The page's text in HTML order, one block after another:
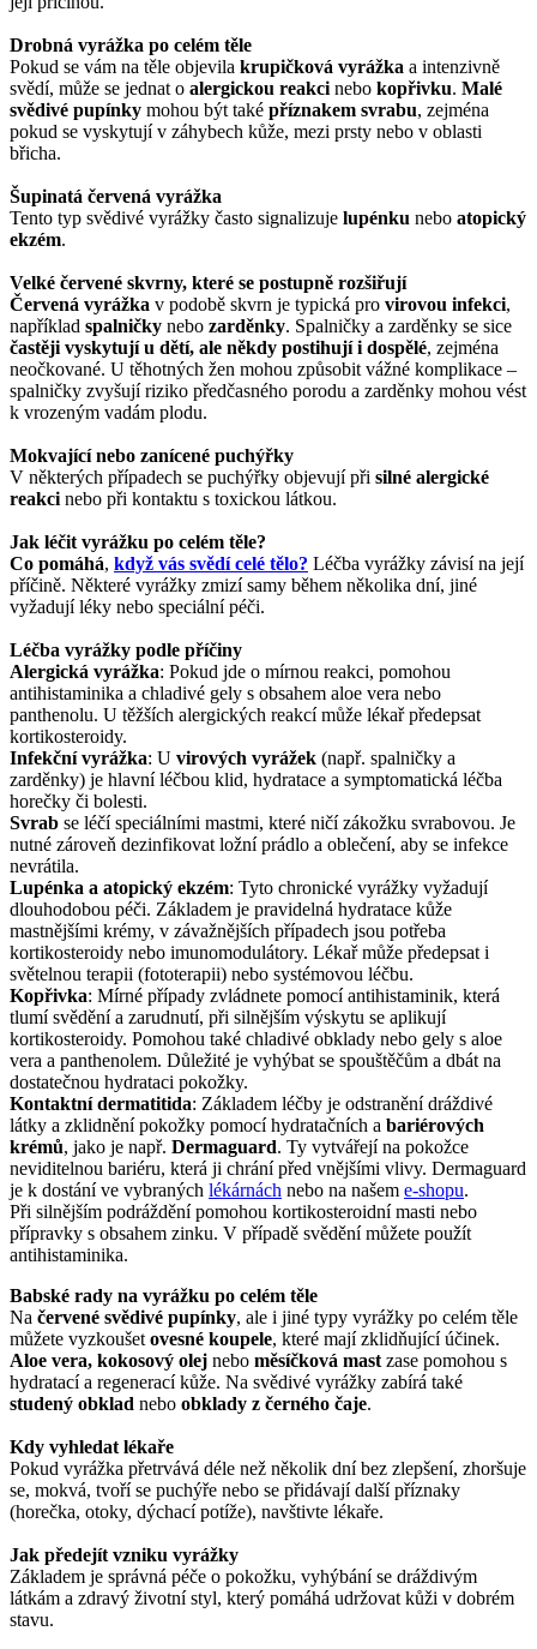
Drobná vyrážka po celém těle
Pokud se vám na těle objevila krupičková vyrážka a intenzivně
svědí, může se jednat o alergickou reakci nebo kopřivku. Malé
svědivé pupínky mohou být také příznakem svrabu, zejména
pokud se vyskytují v záhybech kůže, mezi prsty nebo v oblasti
břicha.
Šupinatá červená vyrážka
Tento typ svědivé vyrážky často signalizuje lupénku nebo atopický
ekzém.
Velké červené skvrny, které se postupně rozšiřují
Červená vyrážka v podobě skvrn je typická pro virovou infekci,
například spalničky nebo zarděnky. Spalničky a zarděnky se sice
častěji vyskytují u dětí, ale někdy postihují i dospělé, zejména
neočkované. U těhotných žen mohou způsobit vážné komplikace –
spalničky zvyšují riziko předčasného porodu a zarděnky mohou vést
k vrozeným vadám plodu.
Mokvající nebo zanícené puchýřky
V některých případech se puchýřky objevují při silné alergické
reakci nebo při kontaktu s toxickou látkou.
Jak léčit vyrážku po celém těle?
Co pomáhá, když vás svědí celé tělo? Léčba vyrážky závisí na její
příčině. Některé vyrážky zmizí samy během několika dní, jiné
vyžadují léky nebo speciální péči.
Léčba vyrážky podle příčiny
Alergická vyrážka: Pokud jde o mírnou reakci, pomohou
antihistaminika a chladivé gely s obsahem aloe vera nebo
panthenolu. U těžších alergických reakcí může lékař předepsat
kortikosteroidy.
Infekční vyrážka: U virových vyrážek (např. spalničky a
zarděnky) je hlavní léčbou klid, hydratace a symptomatická léčba
horečky či bolesti.
Svrab se léčí speciálními mastmi, které ničí zákožku svrabovou. Je
nutné zároveň dezinfikovat ložní prádlo a oblečení, aby se infekce
nevrátila.
Lupénka a atopický ekzém: Tyto chronické vyrážky vyžadují
dlouhodobou péči. Základem je pravidelná hydratace kůže
mastnějšími krémy, v závažnějších případech jsou potřeba
kortikosteroidy nebo imunomodulátory. Lékař může předepsat i
světelnou terapii (fototerapii) nebo systémovou léčbu.
Kopřivka: Mírné případy zvládnete pomocí antihistaminik, která
tlumí svědění a zarudnutí, při silnějším výskytu se aplikují
kortikosteroidy. Pomohou také chladivé obklady nebo gely s aloe
vera a panthenolem. Důležité je vyhýbat se spouštěčům a dbát na
dostatečnou hydrataci pokožky.
Kontaktní dermatitida: Základem léčby je odstranění dráždivé
látky a zklidnění pokožky pomocí hydratačních a bariérových
krémů, jako je např. Dermaguard. Ty vytvářejí na pokožce
neviditelnou bariéru, která ji chrání před vnějšími vlivy. Dermaguard
je k dostání ve vybraných lékárnách nebo na našem e-shopu.
Při silnějším podráždění pomohou kortikosteroidní masti nebo
přípravky s obsahem zinku. V případě svědění můžete použít
antihistaminika.
Babské rady na vyrážku po celém těle
Na červené svědivé pupínky, ale i jiné typy vyrážky po celém těle
můžete vyzkoušet ovesné koupele, které mají zklidňující účinek.
Aloe vera, kokosový olej nebo měsíčková mast zase pomohou s
hydratací a regenerací kůže. Na svědivé vyrážky zabírá také
studený obklad nebo obklady z černého čaje.
Kdy vyhledat lékaře
Pokud vyrážka přetrvává déle než několik dní bez zlepšení, zhoršuje
se, mokvá, tvoří se puchýře nebo se přidávají další příznaky
(horečka, otoky, dýchací potíže), navštivte lékaře.
Jak předejít vzniku vyrážky
Základem je správná péče o pokožku, vyhýbání se dráždivým
látkám a zdravý životní styl, který pomáhá udržovat kůži v dobrém
stavu.